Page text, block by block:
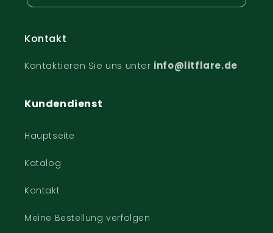
Kontakt
Kontaktieren Sie uns unter info@litflare.de
Kundendienst
Hauptseite
Katalog
Kontakt
Meine Bestellung verfolgen